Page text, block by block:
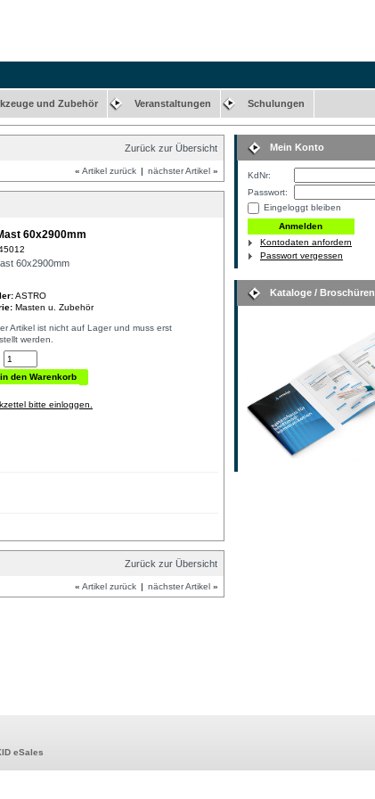
und Zubehör Veranstaltungen Schulungen
Mein Konto
KdNr:
Passwort:
Eingeloggt bleiben
Kontodaten anfordern
Passwort vergessen
Kataloge / Broschüren
Zurück zur Übersicht
« Artikel zurück | nächster Artikel »
60x2900mm
60x2900mm
ASTRO
Masten u. Zubehör
Artikel ist nicht auf Lager und muss erst
werden.
bitte einloggen.
Zurück zur Übersicht
« Artikel zurück | nächster Artikel »
eSales